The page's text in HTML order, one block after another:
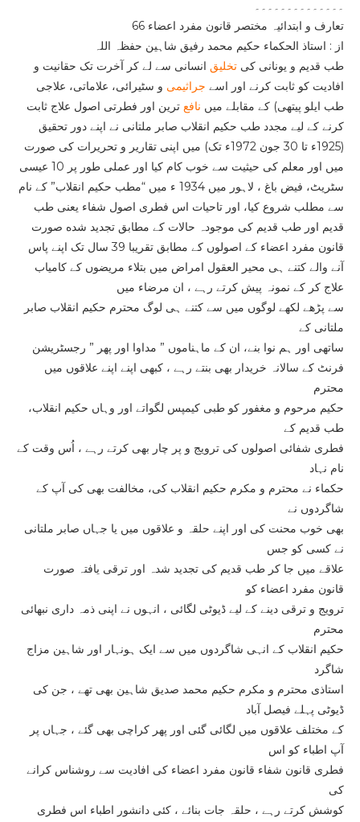
۔۔۔۔۔۔۔۔۔۔۔۔۔۔
66 تعارف و ابتدائیہ مختصر قانون مفرد اعضاء
از : استاذ الحکماء حکیم محمد رفیق شاہین حفظہ اللہ
طب قدیم و یونانی کی تخلیق انسانی سے لے کر آخرت تک حقانیت و
افادیت کو ثابت کرنے اور اسے جراثیمی و سٹیرائی، علاماتی، علاجی
طب ایلو پیتھی) کے مقابلے میں نافع ترین اور فطرتی اصول علاج ثابت
کرنے کے لیے مجدد طب حکیم انقلاب صابر ملتانی نے اپنے دور تحقیق
(1925ء تا 30 جون 1972ء تک) میں اپنی تقاریر و تحریرات کی صورت
میں اور معلم کی حیثیت سے خوب کام کیا اور عملی طور پر 10 عیسی
سٹریٹ، فیض باغ ، لاہور میں 1934 ء میں “مطب حکیم انقلاب” کے نام
سے مطلب شروع کیا، اور تاحیات اس فطری اصول شفاء یعنی طب
قدیم اور طب قدیم کی موجودہ حالات کے مطابق تجدید شده صورت
قانون مفرد اعضاء کے اصولوں کے مطابق تقریبا 39 سال تک اپنے پاس
آنے والے کتنے ہی محیر العقول امراض میں بتلاء مریضوں کے کامیاب
علاج کر کے نمونہ پیش کرتے رہے ، ان مرضاء میں
سے پڑھے لکھے لوگوں میں سے کتنے ہی لوگ محترم حکیم انقلاب صابر
ملتانی کے
ساتھی اور ہم نوا بنے، ان کے ماہناموں ” مداوا اور پھر ” رجسٹریشن
فرنٹ کے سالانہ خریدار بھی بنتے رہے ، کبھی اپنے اپنے علاقوں میں
محترم
حکیم مرحوم و مغفور کو طبی کیمپس لگواتے اور وہاں حکیم انقلاب،
طب قدیم کے
فطری شفائی اصولوں کی ترویج و پر چار بھی کرتے رہے ، اُس وقت کے
نام نہاد
حکماء نے محترم و مکرم حکیم انقلاب کی، مخالفت بھی کی آپ کے
شاگردوں نے
بھی خوب محنت کی اور اپنے حلقہ و علاقوں میں یا جہاں صابر ملتانی
نے کسی کو جس
علاقے میں جا کر طب قدیم کی تجدید شدہ اور ترقی یافتہ صورت
قانون مفرد اعضاء کو
ترویج و ترقی دینے کے لیے ڈیوٹی لگائی ، انہوں نے اپنی ذمہ داری نبھائی
محترم
حکیم انقلاب کے انہی شاگردوں میں سے ایک ہونہار اور شاہین مزاج
شاگرد
استاذی محترم و مکرم حکیم محمد صدیق شاہین بھی تھے ، جن کی
ڈیوٹی پہلے فیصل آباد
کے مختلف علاقوں میں لگائی گئی اور پھر کراچی بھی گئے ، جہاں پر
آپ اطباء کو اس
فطری قانون شفاء قانون مفرد اعضاء کی افادیت سے روشناس کرانے
کی
کوشش کرتے رہے ، حلقہ جات بنائے ، کئی دانشور اطباء اس فطری